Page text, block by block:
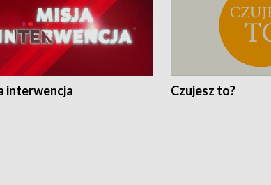
interwencja Czujesz to?